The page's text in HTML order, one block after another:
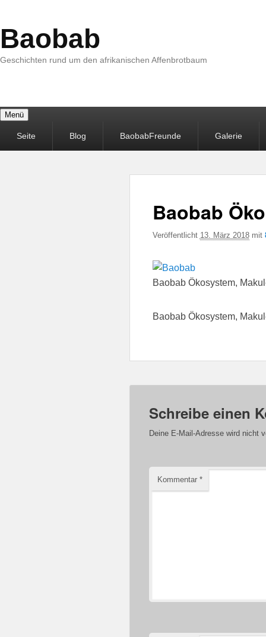
Baobab
Geschichten rund um den afrikanischen Affenbrotbaum
Menü
MenüSeite Blog BaobabFreunde Galerie
Baobab
Veröffentlicht 13. März 2018mit
Baobab Ökosystem,
Baobab Ökosystem,
Schreibe einen
Deine E-Mail-Adresse wird nicht
Kommentar *